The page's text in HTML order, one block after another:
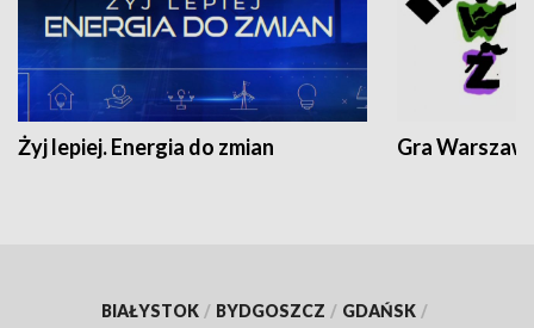
Żyj lepiej. Energia do zmian Gra
BIAŁYSTOK / BYDGOSZCZ / GDAŃSK /